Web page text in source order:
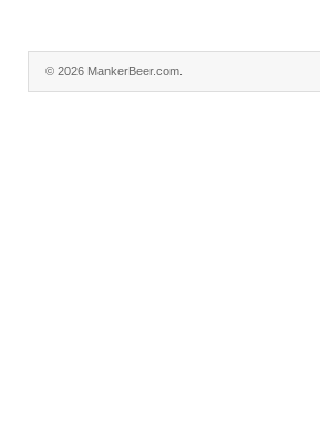
© 2026 MankerBeer.com.